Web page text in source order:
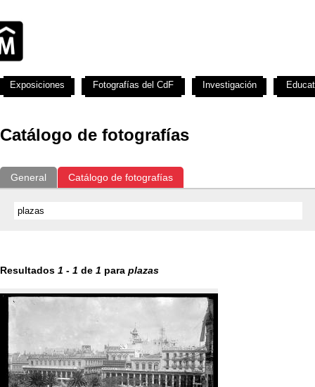
Catálogo de fotografías
General Catálogo de fotografías
Resultados 1 - 1 de 1 para plazas
Exposiciones Fotografías del CdF Investigación